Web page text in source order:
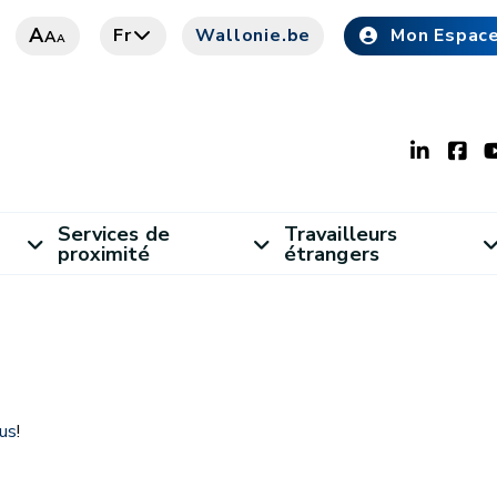
AAA Fr Wallonie.be Mon
Services de
proximité
Travailleurs
étrangers
!